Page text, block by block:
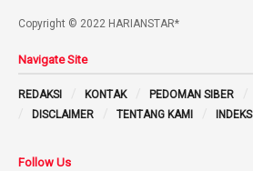
Copyright © 2022 HARIANSTAR*
Navigate Site
REDAKSI KONTAK PEDOMAN SIBER
DISCLAIMER
TENTANG KAMI INDEKS
Follow Us